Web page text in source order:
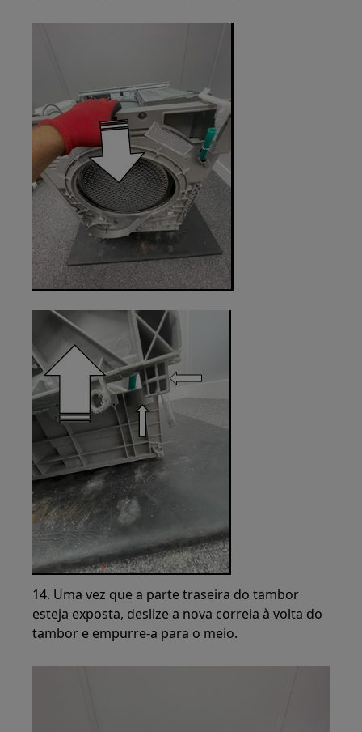
14. Uma vez que a parte traseira do tambor
esteja exposta, deslize a nova correia à volta do
tambor e empurre-a para o meio.